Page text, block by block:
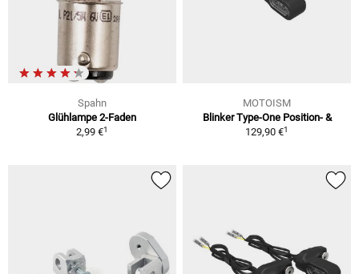
Spahn
Glühlampe 2-Faden
2,99 €1
MOTOISM
Blinker Type-One Position- &
129,90 €1